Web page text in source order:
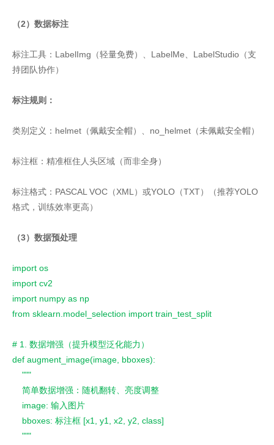
（2）数据标注
标注工具：LabelImg（轻量免费）、LabelMe、LabelStudio（支
持团队协作）
标注规则：
类别定义：helmet（佩戴安全帽）、no_helmet（未佩戴安全帽）
标注框：精准框住人头区域（而非全身）
标注格式：PASCAL VOC（XML）或YOLO（TXT）（推荐YOLO
格式，训练效率更高）
（3）数据预处理
import os
import cv2
import numpy as np
from sklearn.model_selection import train_test_split
# 1. 数据增强（提升模型泛化能力）
def augment_image(image, bboxes):
"""
简单数据增强：随机翻转、亮度调整
image: 输入图片
bboxes: 标注框 [x1, y1, x2, y2, class]
"""